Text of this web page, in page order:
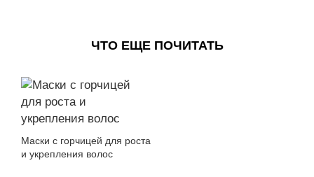
ЧТО ЕЩЕ ПОЧИТАТЬ
Маски с горчицей для роста
и укрепления волос